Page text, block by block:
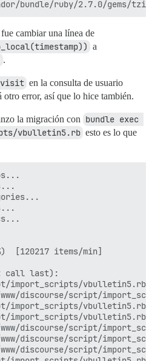
fue cambiar una línea de
a
.
en la consulta de usuario
error, así que lo hice también.
la migración con bundle exec
vbulletin5.rb esto es lo que
[120217 items/min]
call last):
import_scripts/
discourse/script/
import_scripts/
import_scripts/
discourse/script/
discourse/script/
discourse/script/